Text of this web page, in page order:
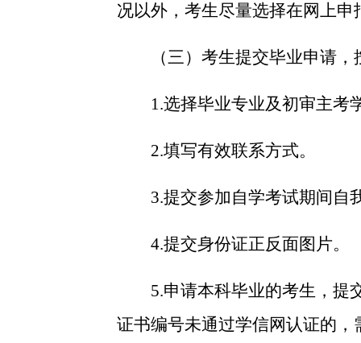
况以外，考生尽量选择在网上申
（三）考生提交毕业申请
1.选择毕业专业及初审主考
2.填写有效联系方式。
3.提交参加自学考试期间自
4.提交身份证正反面图片。
5.申请本科毕业的考生，提
证书编号未通过学信网认证的